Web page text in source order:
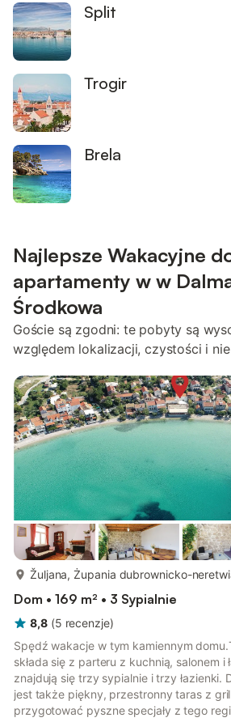
Split
Trogir
Brela
Najlepsze Wakacyjne
apartamenty w w
Środkowa
Goście są zgodni: te pobyty są
względem lokalizacji, czystości i
Žuljana, Żupania dubrownicko-
Dom • 169 m² • 3 Sypialnie
8,8 (5 recenzje)
Spędź wakacje w tym kamiennym
składa się z parteru z kuchnią, salonem i
znajdują się trzy sypialnie i trzy łazienki.
jest także piękny, przestronny taras z
przygotować pyszne specjały z tego